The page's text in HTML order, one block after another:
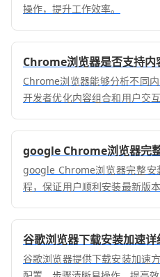
操作，提升工作效率。
Chrome浏览器是否支持内
Chrome浏览器能够分析不同
开发者优化内容组合和用户交
google Chrome浏览器完
google Chrome浏览器完整
程，保证用户顺利安装最新版
谷歌浏览器下载安装加速详
谷歌浏览器提供下载安装加速